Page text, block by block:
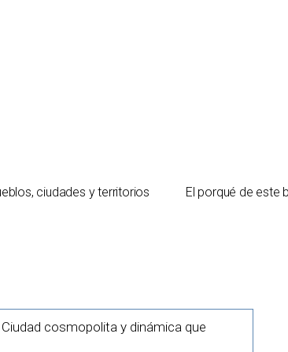
ciudades y territorios El porqué de este
cosmopolita y dinámica que